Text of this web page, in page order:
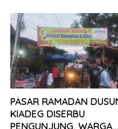
PASAR RAMADAN
KIADEG DISERBU
PENGUNJUNG, WARGA